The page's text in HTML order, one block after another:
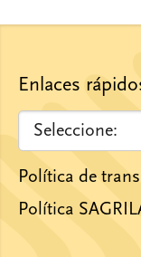
Enlaces
Política de
Política